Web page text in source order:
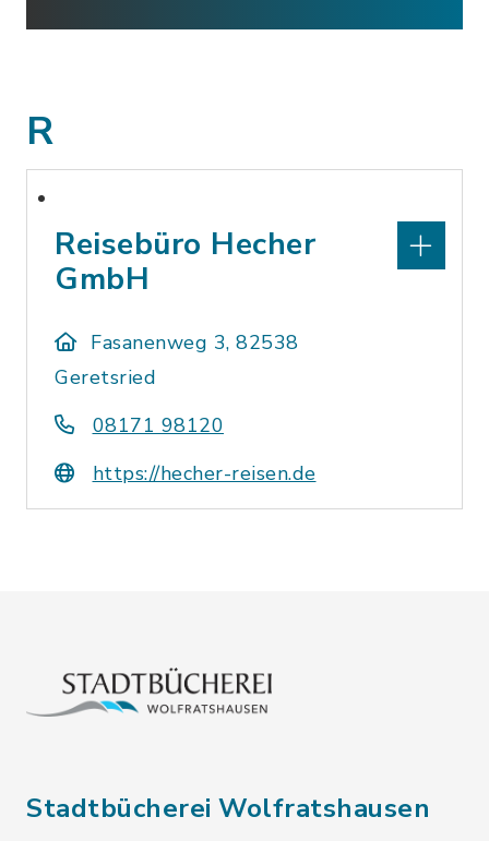
R
Reisebüro Hecher
GmbH
Fasanenweg 3, 82538
Geretsried
08171 98120
https://hecher-reisen.de
Stadtbücherei Wolfratshausen